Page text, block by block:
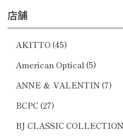
店舗
AKITTO (45)
American Optical (5)
ANNE ＆ VALENTIN (7)
BCPC (27)
BJ CLASSIC COLLECTION